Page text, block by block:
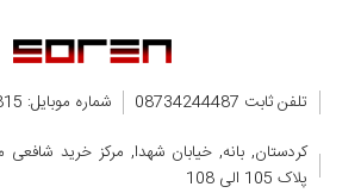
تلفن ثابت 08734244487
شماره موبایل: 09351181815
کردستان, بانه, خیابان شهدا, مرکز خرید
پلاک 105 الی 108